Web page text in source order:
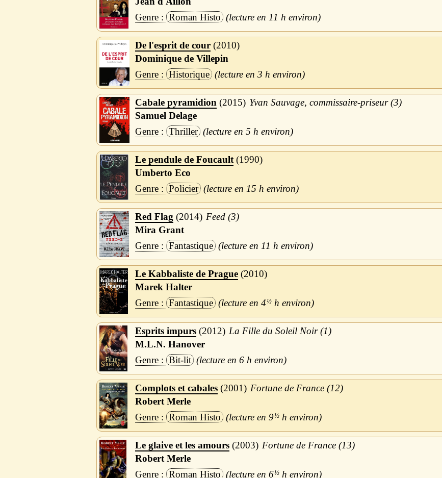
Roman Histo
11 h
De l'esprit de cour 2010
Dominique de Villepin
Historique
3 h
Cabale pyramidion 2015
Yvan Sauvage, commissaire-priseur (3)
Samuel Delage
Thriller
5 h
Le pendule de Foucault 1990
Umberto Eco
Policier
15 h
Red Flag 2014
Feed (3)
Mira Grant
Fantastique
11 h
Le Kabbaliste de Prague 2010
Marek Halter
Fantastique
4½h
Esprits impurs 2012
La Fille du Soleil Noir (1)
M.L.N. Hanover
Bit-lit
6 h
Complots et cabales 2001
Fortune de France (12)
Robert Merle
Roman Histo
9½h
Le glaive et les amours 2003
Fortune de France (13)
Robert Merle
Roman Histo
6½h